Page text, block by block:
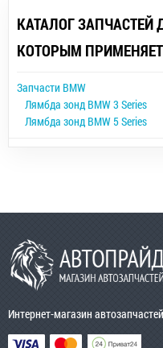
КАТАЛОГ
КОТОРЫМ
Запчасти BMW
Лямбда зонд BMW 3 Series
Лямбда зонд BMW 5 Series
Интернет-магазин автозапчастей